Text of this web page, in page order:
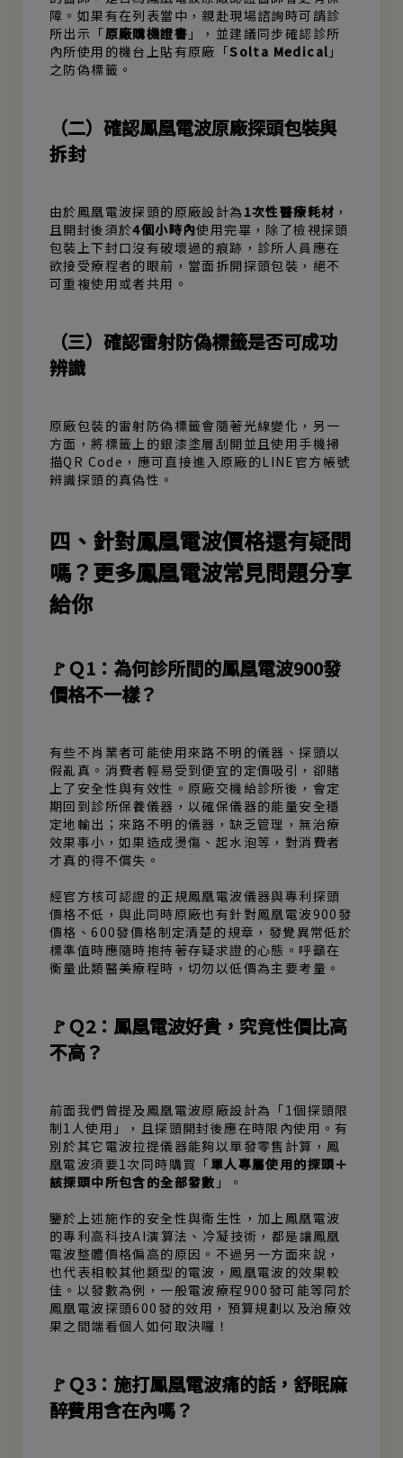
障。如果有在列表當中，親赴現場諮詢時可請診
所出示「原廠購機證書 」，並建議同步確認診所
內所使用的機台上貼有原廠「Solta Medical 」
之防偽標籤。
（二）確認鳳凰電波原廠探頭包裝與
拆封
由於鳳凰電波探頭的原廠設計為1次性醫療耗材 ，
且開封後須於4個小時內使用完畢，除了檢視探頭
包裝上下封口沒有破壞過的痕跡，診所人員應在
欲接受療程者的眼前，當面拆開探頭包裝，絕不
可重複使用或者共用。
（三）確認雷射防偽標籤是否可成功
辨識
原廠包裝的雷射防偽標籤會隨著光線變化，另一
方面，將標籤上的銀漆塗層刮開並且使用手機掃
描QR Code，應可直接進入原廠的LINE官方帳號
辨識探頭的真偽性。
四、針對鳳凰電波價格還有疑問
嗎？更多鳳凰電波常見問題分享
給你
🚩Ｑ1：為何診所間的鳳凰電波900發
價格不一樣？
有些不肖業者可能使用來路不明的儀器、探頭以
假亂真。消費者輕易受到便宜的定價吸引，卻賭
上了安全性與有效性。原廠交機給診所後，會定
期回到診所保養儀器，以確保儀器的能量安全穩
定地輸出；來路不明的儀器，缺乏管理，無治療
效果事小，如果造成燙傷、起水泡等，對消費者
才真的得不償失。
經官方核可認證的正規鳳凰電波儀器與專利探頭
價格不低，與此同時原廠也有針對鳳凰電波900發
價格、600發價格制定清楚的規章，發覺異常低於
標準值時應隨時抱持著存疑求證的心態。呼籲在
衡量此類醫美療程時，切勿以低價為主要考量。
🚩Ｑ2：鳳凰電波好貴，究竟性價比高
不高？
前面我們曾提及鳳凰電波原廠設計為「1個探頭限
制1人使用」，且探頭開封後應在時限內使用。有
別於其它電波拉提儀器能夠以單發零售計算，鳳
凰電波須要1次同時購買「單人專屬使用的探頭＋
該探頭中所包含的全部發數 」。
鑒於上述施作的安全性與衛生性，加上鳳凰電波
的專利高科技AI演算法、冷凝技術，都是讓鳳凰
電波整體價格偏高的原因。不過另一方面來說，
也代表相較其他類型的電波，鳳凰電波的效果較
佳。以發數為例，一般電波療程900發可能等同於
鳳凰電波探頭600發的效用，預算規劃以及治療效
果之間端看個人如何取決囉！
🚩Ｑ3：施打鳳凰電波痛的話，舒眠麻
醉費用含在內嗎？